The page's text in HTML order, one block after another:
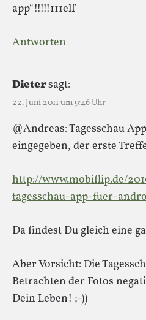
app“!!!!!111elf
Antworten
Dietersagt:
22. Juni 2011 um 9:46 Uhr
@Andreas: Tagesschau
eingegeben, der erste
http://www.mobiflip.de/
tagesschau-app-fuer-
Da findest Du gleich eine
Aber Vorsicht: Die
Betrachten der Fotos
Dein Leben! ;-))